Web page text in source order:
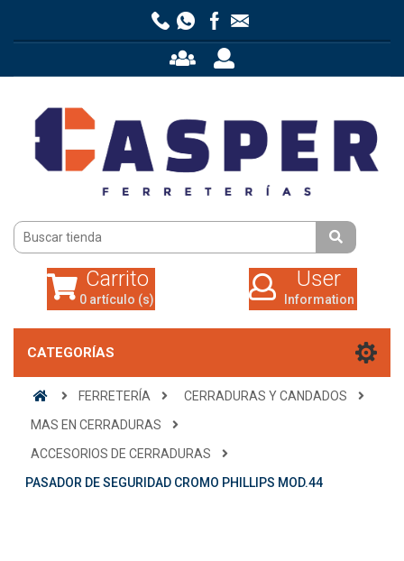
0 artículo (s)
Carrito
0 artículo (s)
User
Information
CATEGORÍAS
FERRETERÍA
CERRADURAS Y CANDADOS
MAS EN CERRADURAS
ACCESORIOS DE CERRADURAS
PASADOR DE SEGURIDAD CROMO PHILLIPS MOD.44